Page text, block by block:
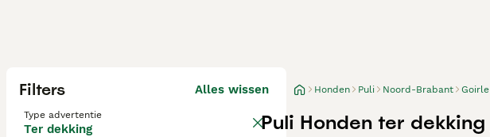
Filters Alles wissen
Type advertentie
Ter dekking
Honden Puli Noord-Brabant Goirle
Puli Honden ter dekking